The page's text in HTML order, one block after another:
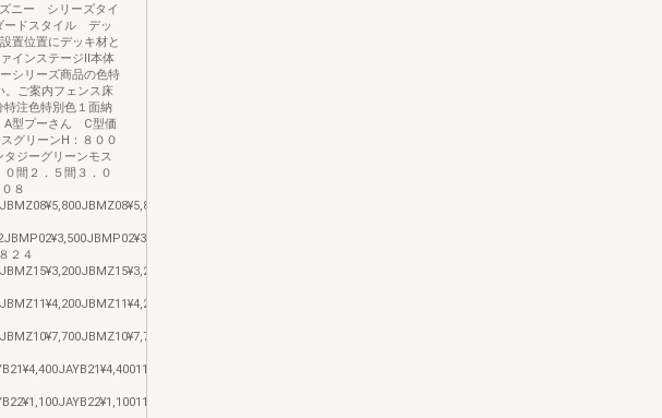
ニー シリーズタイ
ードスタイル デッ
置位置にデッキ材と
インステージⅡ本体
シリーズ商品の色特
。ご案内フェンス床
注色特別色１面納
A型プーさん C型価
グリーンH：８００
タジーグリーンモス
間２．５間３．０
８
２４
：
：